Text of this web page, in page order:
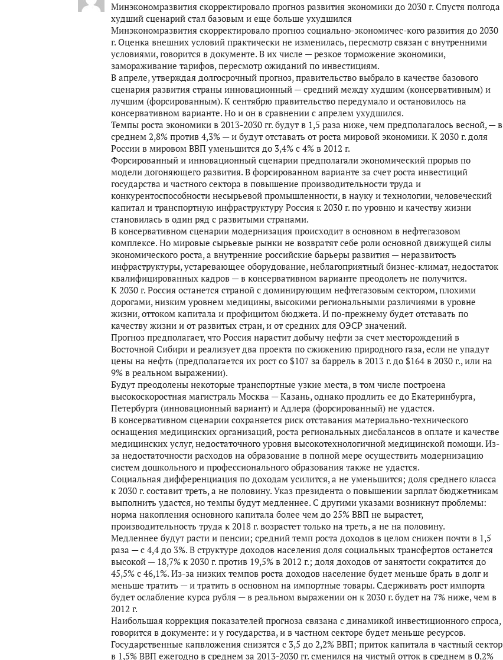
Минэкономразвития скорректировало прогноз развития экономики до 2030 г. Спустя полгода
худший сценарий стал базовым и еще больше ухудшился
Минэкономразвития скорректировало прогноз социально-экономичес-кого развития до 2030
г. Оценка внешних условий практически не изменилась, пересмотр связан с внутренними
условиями, говорится в документе. В их числе — резкое торможение экономики,
замораживание тарифов, пересмотр ожиданий по инвестициям.
В апреле, утверждая долгосрочный прогноз, правительство выбрало в качестве базового
сценария развития страны инновационный — средний между худшим (консервативным) и
лучшим (форсированным). К сентябрю правительство передумало и остановилось на
консервативном варианте. Но и он в сравнении с апрелем ухудшился.
Темпы роста экономики в 2013-2030 гг. будут в 1,5 раза ниже, чем предполагалось весной, — в
среднем 2,8% против 4,3% — и будут отставать от роста мировой экономики. К 2030 г. доля
России в мировом ВВП уменьшится до 3,4% с 4% в 2012 г.
Форсированный и инновационный сценарии предполагали экономический прорыв по
модели догоняющего развития. В форсированном варианте за счет роста инвестиций
государства и частного сектора в повышение производительности труда и
конкурентоспособности несырьевой промышленности, в науку и технологии, человеческий
капитал и транспортную инфраструктуру Россия к 2030 г. по уровню и качеству жизни
становилась в один ряд с развитыми странами.
В консервативном сценарии модернизация происходит в основном в нефтегазовом
комплексе. Но мировые сырьевые рынки не возвратят себе роли основной движущей силы
экономического роста, а внутренние российские барьеры развития — неразвитость
инфраструктуры, устаревающее оборудование, неблагоприятный бизнес-климат, недостаток
квалифицированных кадров — в консервативном варианте преодолеть не получится.
К 2030 г. Россия останется страной с доминирующим нефтегазовым сектором, плохими
дорогами, низким уровнем медицины, высокими региональными различиями в уровне
жизни, оттоком капитала и профицитом бюджета. И по-прежнему будет отставать по
качеству жизни и от развитых стран, и от средних для ОЭСР значений.
Прогноз предпола­гает, что Россия на­растит добычу нефти за счет месторождений в
Восточной Сибири и реализует два проекта по сжижению природного газа, если не упадут
цены на нефть (предполагается их рост со $107 за баррель в 2013 г. до $164 в 2030 г., или на
9% в реальном выражении).
Будут преодолены некоторые транспортные узкие места, в том числе построена
высокоскоростная магистраль Москва — Казань, однако продлить ее до Екатеринбурга,
Петербурга (инновационный вариант) и Адлера (форсированный) не удастся.
В консервативном сценарии сохраняется риск отставания материально-технического
оснащения медицинских организаций, роста региональных дисбалансов в оплате и качестве
медицинских услуг, недостаточного уровня высокотехнологичной медицинской помощи. Из-
за недостаточности расходов на образование в полной мере осуществить модернизацию
систем дошкольного и профессионального образования также не удастся.
Социальная дифференциация по доходам усилится, а не уменьшится; доля среднего класса
к 2030 г. составит треть, а не половину. Указ президента о повышении зарплат бюджетникам
выполнить удастся, но темпы будут медленнее. С другими указами возникнут проблемы:
норма накопления основного капитала более чем до 25% ВВП не вырастет,
производительность труда к 2018 г. возрастет только на треть, а не на половину.
Медленнее будут расти и пенсии; средний темп роста доходов в целом снижен почти в 1,5
раза — с 4,4 до 3%. В структуре доходов населения доля социальных трансфертов останется
высокой — 18,7% к 2030 г. против 19,5% в 2012 г.; доля доходов от занятости сократится до
45,5% с 46,1%. Из-за низких темпов роста доходов население будет меньше брать в долг и
меньше тратить — и тратить в основном на импортные товары. Сдерживать рост импорта
будет ослабление курса рубля — в реальном выражении он к 2030 г. будет на 7% ниже, чем в
2012 г.
Наибольшая коррекция показателей прогноза связана с динамикой инвестиционного спроса,
говорится в документе: и у государства, и в частном секторе будет меньше ресурсов.
Государственные капвложения снизятся с 3,5 до 2,2% ВВП; приток капитала в частный сектор
в 1,5% ВВП ежегодно в среднем за 2013-2030 гг. сменился на чистый отток в среднем в 0,2%